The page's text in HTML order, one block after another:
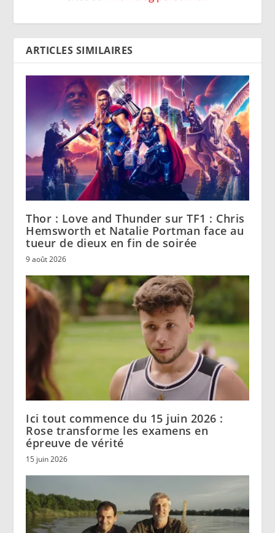
ARTICLES SIMILAIRES
Thor : Love and Thunder sur TF1 : Chris
Hemsworth et Natalie Portman face au
tueur de dieux en fin de soirée
9 août 2026
Ici tout commence du 15 juin 2026 :
Rose transforme les examens en
épreuve de vérité
15 juin 2026